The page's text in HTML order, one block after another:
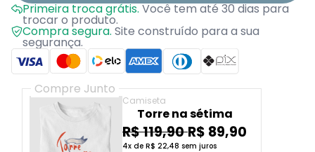
Primeira troca grátis.Você tem até 30 dias para
trocar o produto.
Compra segura. Site construído para a sua
segurança.
Compre Junto
Camiseta
Torre na sétima
R$ 119,90 R$ 89,90
4x de R$ 22,48 sem juros